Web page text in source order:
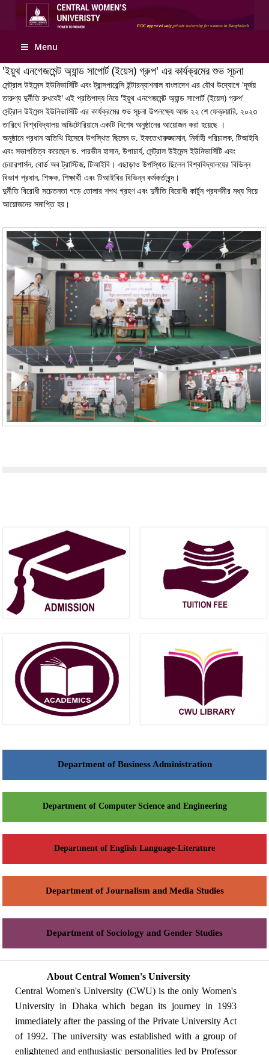
Apply Online
Menu
'ইয়ুথ এনগেজমেন্ট অ্যান্ড সাপোর্ট (ইয়েস) গ্রুপ' এর কার্যক্রমের শুভ সূচনা
সেন্ট্রাল উইমেন্স ইউনিভার্সিটি এবং ট্রান্সপারেন্সি ইন্টারন্যাশনাল বাংলাদেশ এর যৌথ উদ্যোগে 'দূর্জয়
তারুণ্য দুর্নীতি রুখবেই' এই প্রতিপাদ্য নিয়ে 'ইয়ুথ এনগেজমেন্ট অ্যান্ড সাপোর্ট (ইয়েস) গ্রুপ'
সেন্ট্রাল উইমেন্স ইউনিভার্সিটি এর কার্যক্রমের শুভ সূচনা উপলক্ষ্যে আজ ২২ শে ফেব্রুয়ারি, ২০২৩
তারিখে বিশ্ববিদ্যালয় অডিটোরিয়ামে একটি বিশেষ অনুষ্ঠানের আয়োজন করা হয়েছে ।
অনুষ্ঠানে প্রধান অতিথি হিসেবে উপস্থিত ছিলেন ড. ইফতেখারুজ্জামান, নির্বাহী পরিচালক, টিআইবি
এবং সভাপতিত্ব করেছেন ড. পারভীন হাসান, উপাচার্য, সেন্ট্রাল উইমেন্স ইউনিভার্সিটি এবং
চেয়ারপার্সন, বোর্ড অব ট্রাস্টিজ, টিআইবি। এছাড়াও উপস্থিত ছিলেন বিশ্ববিদ্যালয়ের বিভিন্ন
বিভাগ প্রধান, শিক্ষক, শিক্ষার্থী এবং টিআইবির বিভিন্ন কর্মকর্তাবৃন্দ।
দুর্নীতি বিরোধী সচেতনতা গড়ে তোলার শপথ গ্রহণ এবং দুর্নীতি বিরোধী কার্টুন প্রদর্শনীর মধ্য দিয়ে
আয়োজনের সমাপ্তি হয়।
Department of Business Administration
Department of Computer Science and Engineering
Department of English Language-Literature
Department of Journalism and Media Studies
Department of Sociology and Gender Studies
About Central Women's University
Central Women's University (CWU) is the only Women's
University in Dhaka which began its journey in 1993
immediately after the passing of the Private University Act
of 1992. The university was established with a group of
enlightened and enthusiastic personalities led by Professor